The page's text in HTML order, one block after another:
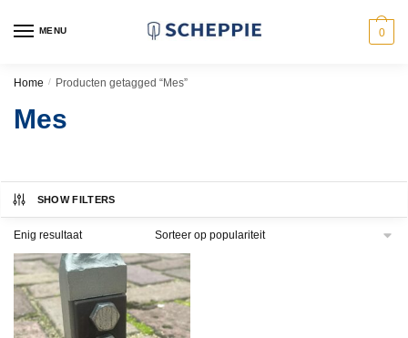
MENU 0
Home / Producten getagged “Mes”
Mes
SHOW FILTERS
Enig resultaat